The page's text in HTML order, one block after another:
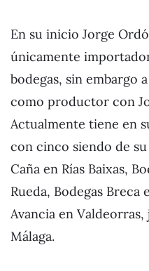
En su inicio Jorge
únicamente
bodegas, sin embargo
como productor con
Actualmente tiene en
con cinco siendo de
Caña en Rías Baixas,
Rueda, Bodegas Breca
Avancia en
Málaga.